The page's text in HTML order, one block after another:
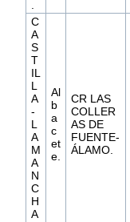
C
A
S
T
IL
L
A
-
L
A
M
A
N
C
H
A
Al
b
a
c
et
e.
CR LAS
COLLER
AS DE
FUENTE-
ÁLAMO.